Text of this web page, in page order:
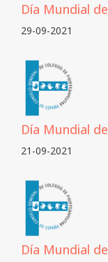
Día Mundial
29-09-2021
Día Mundial
21-09-2021
Día Mundial